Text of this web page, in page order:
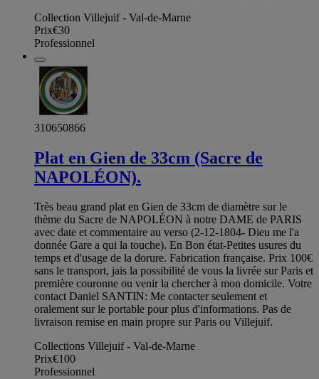
Collection Villejuif - Val-de-Marne
Prix€30
Professionnel
310650866
Plat en Gien de 33cm (Sacre de
NAPOLÉON).
Très beau grand plat en Gien de 33cm de diamètre sur le
thème du Sacre de NAPOLÉON à notre DAME de PARIS
avec date et commentaire au verso (2-12-1804- Dieu me l'a
donnée Gare a qui la touche). En Bon état-Petites usures du
temps et d'usage de la dorure. Fabrication française. Prix 100€
sans le transport, jais la possibilité de vous la livrée sur Paris et
première couronne ou venir la chercher à mon domicile. Votre
contact Daniel SANTIN: Me contacter seulement et
oralement sur le portable pour plus d'informations. Pas de
livraison remise en main propre sur Paris ou Villejuif.
Collections Villejuif - Val-de-Marne
Prix€100
Professionnel